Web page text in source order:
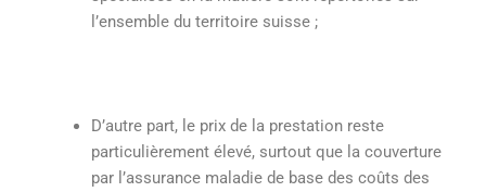
l’ensemble du territoire suisse ;
D’autre part, le prix de la prestation reste
particulièrement élevé, surtout que la couverture
par l’assurance maladie de base des coûts des